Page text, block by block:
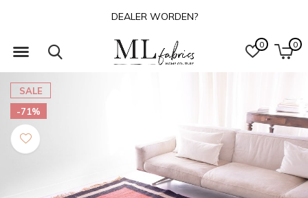
0 0
DEALER WORDEN?
SALE
-71%